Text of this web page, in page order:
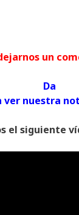
dejarnos
Da
ver nuestra
el siguiente